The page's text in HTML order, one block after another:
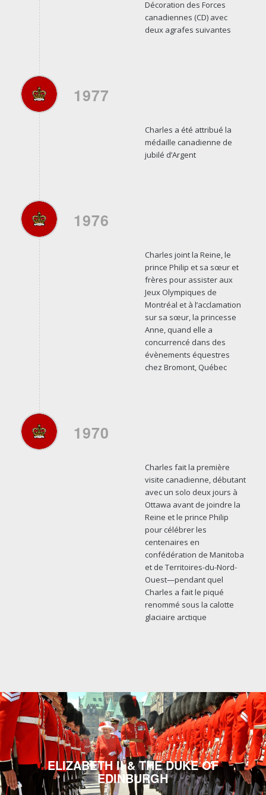
Décoration des Forces
canadiennes (CD) avec
deux agrafes suivantes
1977
Charles a été attribué la
médaille canadienne de
jubilé d’Argent
1976
Charles joint la Reine, le
prince Philip et sa sœur et
frères pour assister aux
Jeux Olympiques de
Montréal et à l’acclamation
sur sa sœur, la princesse
Anne, quand elle a
concurrencé dans des
évènements équestres
chez Bromont, Québec
1970
Charles fait la première
visite canadienne, débutant
avec un solo deux jours à
Ottawa avant de joindre la
Reine et le prince Philip
pour célébrer les
centenaires en
confédération de Manitoba
et de Territoires-du-Nord-
Ouest—pendant quel
Charles a fait le piqué
renommé sous la calotte
glaciaire arctique
ELIZABETH II & THE DUKE OF
EDINBURGH